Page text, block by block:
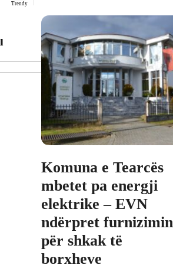
Trendy
Komuna e Tearcës
mbetet pa energji
elektrike – EVN
ndërpret furnizimin
për shkak të
borxheve